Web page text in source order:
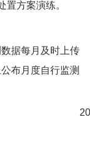
置方案演练。
据每月及时上传
布月度自行监测